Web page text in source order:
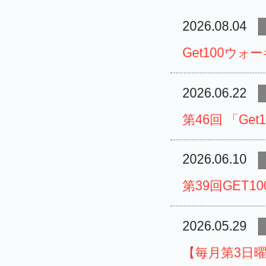
2026.08.04
Get100ウォ
2026.06.22
第46回 「
2026.06.10
第39回
2026.05.29
【毎月第3日